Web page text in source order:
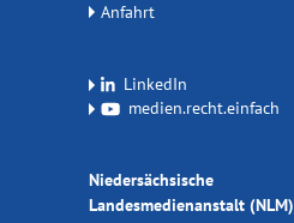
Anfahrt
LinkedIn
medien.recht.einfach
Niedersächsische
Landesmedienanstalt (NLM)